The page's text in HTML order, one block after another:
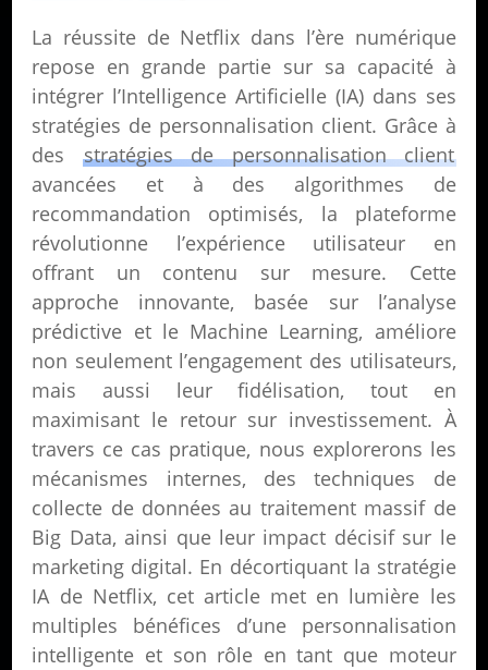
La réussite de Netflix dans l’ère numérique
repose en grande partie sur sa capacité à
intégrer l’Intelligence Artificielle (IA) dans ses
stratégies de personnalisation client. Grâce à
des stratégies de personnalisation client
avancées et à des algorithmes de
recommandation optimisés, la plateforme
révolutionne l’expérience utilisateur en
offrant un contenu sur mesure. Cette
approche innovante, basée sur l’analyse
prédictive et le Machine Learning, améliore
non seulement l’engagement des utilisateurs,
mais aussi leur fidélisation, tout en
maximisant le retour sur investissement. À
travers ce cas pratique, nous explorerons les
mécanismes internes, des techniques de
collecte de données au traitement massif de
Big Data, ainsi que leur impact décisif sur le
marketing digital. En décortiquant la stratégie
IA de Netflix, cet article met en lumière les
multiples bénéfices d’une personnalisation
intelligente et son rôle en tant que moteur